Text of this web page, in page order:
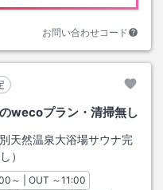
お問い合わせコード
wecoプラン・清掃無し
天然温泉大浴場サウナ完
）
ックイン
～ | OUT チェックアウト
～11:00